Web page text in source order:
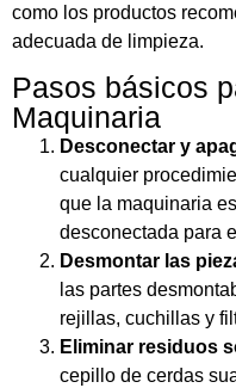
como los productos
adecuada de limpieza.
Pasos básicos
Maquinaria
Desconectar y
cualquier
que la maquinaria
desconectada para
Desmontar las
las partes
rejillas, cuchillas y
Eliminar residuos
cepillo de cerdas